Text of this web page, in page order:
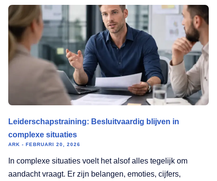
Leiderschapstraining: Besluitvaardig blijven in
complexe situaties
ARK FEBRUARI 20, 2026
In complexe situaties voelt het alsof alles tegelijk om
aandacht vraagt. Er zijn belangen, emoties, cijfers,